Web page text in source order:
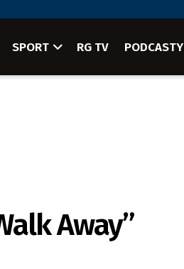
SPORT RG TV PODCASTY
Away”